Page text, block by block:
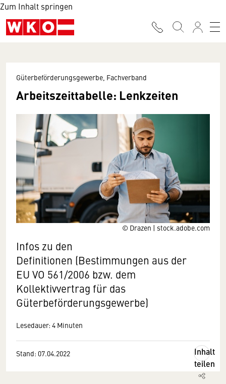
Zum Inhalt springen
© Drazen | stock.adobe.com
Güterbeförderungsgewerbe, Fachverband
Arbeitszeittabelle: Lenkzeiten
Infos zu den
Definitionen (Bestimmungen aus der
EU VO 561/2006 bzw. dem
Kollektivvertrag für das
Güterbeförderungsgewerbe)
Lesedauer: 4 Minuten
Stand: 07.04.2022
Inhalt
teilen